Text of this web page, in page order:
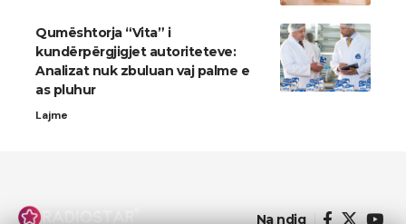
Qumështorja “Vita” i
kundërpërgjigjet autoriteteve:
Analizat nuk zbuluan vaj palme e
as pluhur
Lajme
Na ndiq